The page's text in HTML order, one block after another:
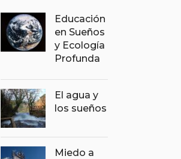
Educación
en Sueños
y Ecología
Profunda
El agua y
los sueños
Miedo a